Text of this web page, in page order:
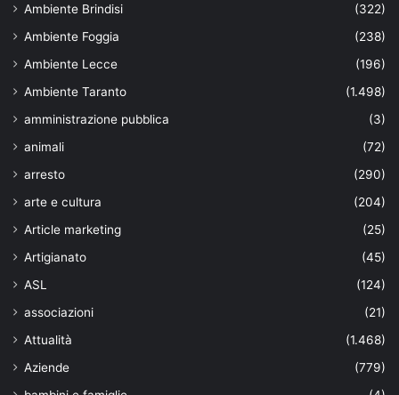
Ambiente Brindisi
(322)
Ambiente Foggia
(238)
Ambiente Lecce
(196)
Ambiente Taranto
(1.498)
amministrazione pubblica
(3)
animali
(72)
arresto
(290)
arte e cultura
(204)
Article marketing
(25)
Artigianato
(45)
ASL
(124)
associazioni
(21)
Attualità
(1.468)
Aziende
(779)